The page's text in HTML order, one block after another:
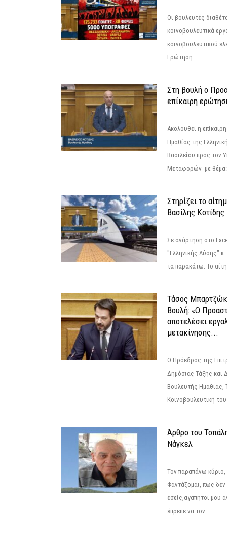
Οι βουλευτές
κοινοβουλευτικά
κοινοβουλευτικού
Ερώτηση
Στη βουλή ο
επίκαιρη
Ακολουθεί η
Ημαθίας της
Βασιλείου προς τον
Μεταφορών με θέμα:
Στηρίζει το
Βασίλης Κοτίδης
Σε ανάρτηση στο
"Ελληνικής Λύσης"
τα παρακάτω: Το
Τάσος
Βουλή: «Ο
αποτελέσει
μετακίνησης...
Ο Πρόεδρος της
Δημόσιας Τάξης και
Βουλευτής
Κοινοβουλευτική
Άρθρο του
Νάγκελ
Τον παραπάνω
Φαντάζομαι, πως δεν
εσείς,αγαπητοί μου
έπρεπε να τον...